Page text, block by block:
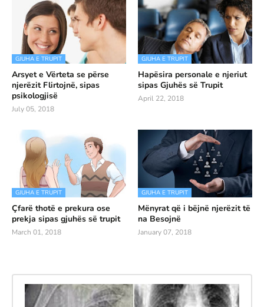
GJUHA E TRUPIT
Arsyet e Vërteta se përse
njerëzit Flirtojnë, sipas
psikologjisë
July 05, 2018
GJUHA E TRUPIT
Hapësira personale e njeriut
sipas Gjuhës së Trupit
April 22, 2018
GJUHA E TRUPIT
Çfarë thotë e prekura ose
prekja sipas gjuhës së trupit
March 01, 2018
GJUHA E TRUPIT
Mënyrat që i bëjnë njerëzit të
na Besojnë
January 07, 2018